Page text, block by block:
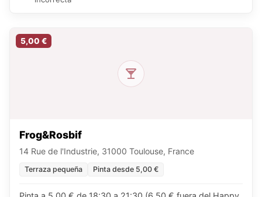
5,00 €
Frog&Rosbif
14 Rue de l'Industrie, 31000 Toulouse, France
Terraza pequeña Pinta desde 5,00 €